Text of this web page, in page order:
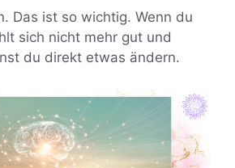
Das ist so wichtig. Wenn du
sich nicht mehr gut und
du direkt etwas ändern.